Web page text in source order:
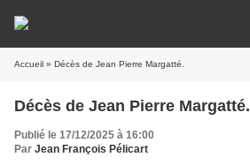
Accueil » Décès de Jean Pierre Margatté.
Décès de Jean Pierre Margatté.
Publié le 17/12/2025 à 16:00
Par Jean François Pélicart